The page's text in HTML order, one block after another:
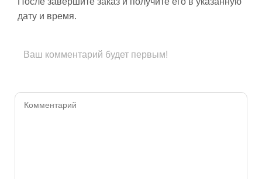
дату и время.
Ваш комментарий будет первым!